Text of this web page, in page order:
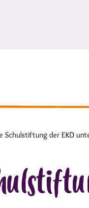
Schulstiftung der EKD